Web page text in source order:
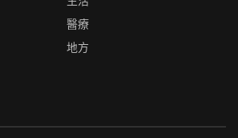
醫療
地方